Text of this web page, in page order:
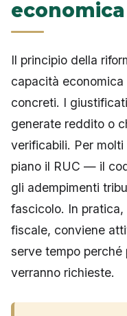
economica
Il principio della
capacità
concreti. I
generate reddito o
verificabili. Per
piano il RUC — il
gli adempimenti
fascicolo. In
fiscale, conviene
serve tempo
verranno richieste.